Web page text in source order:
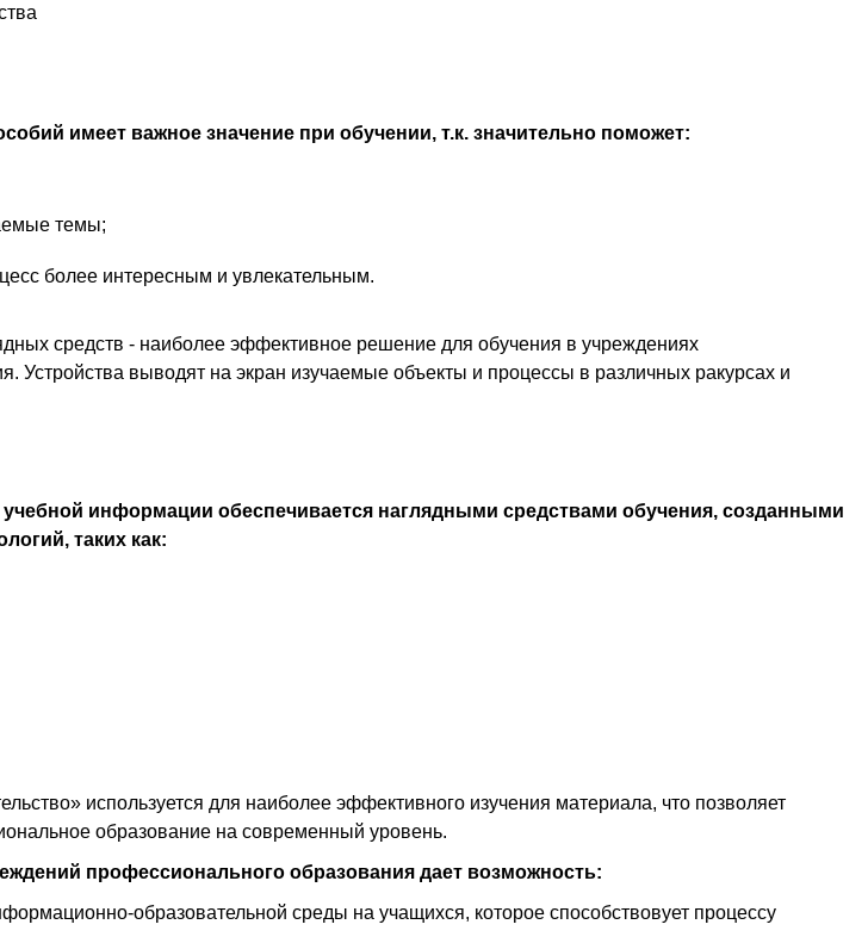
имеет важное значение при обучении, т.к. значительно поможет:
темы;
более интересным и увлекательным.
средств - наиболее эффективное решение для обучения в учреждениях
Устройства выводят на экран изучаемые объекты и процессы в различных ракурсах и
информации обеспечивается наглядными средствами обучения, созданными
таких как:
используется для наиболее эффективного изучения материала, что позволяет
образование на современный уровень.
профессионального образования дает возможность:
образовательной среды на учащихся, которое способствовует процессу